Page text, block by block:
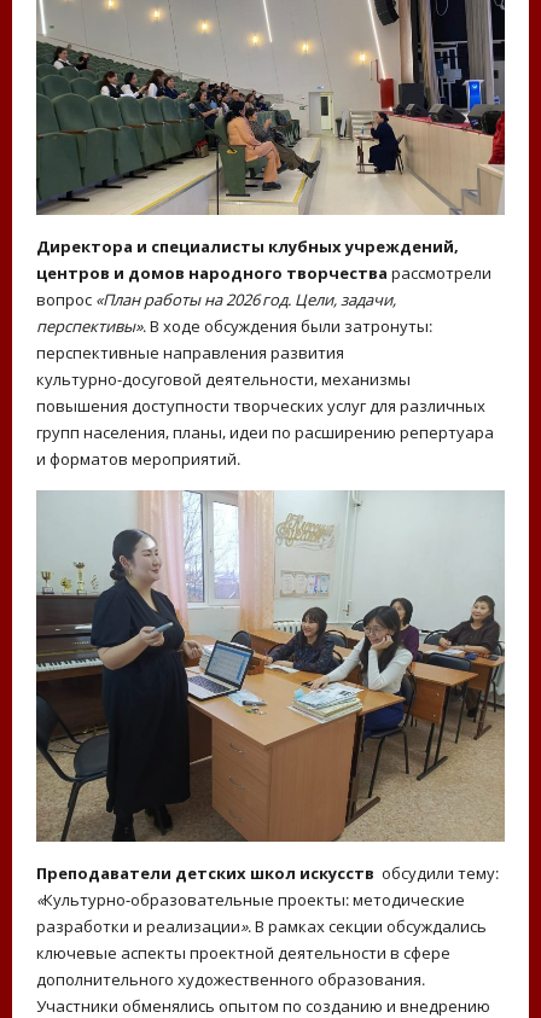
Директора и специалисты клубных учреждений,
центров и домов народного творчества рассмотрели
вопрос «План работы на 2026 год. Цели, задачи,
перспективы». В ходе обсуждения были затронуты:
перспективные направления развития
культурно‑досуговой деятельности, механизмы
повышения доступности творческих услуг для различных
групп населения, планы, идеи по расширению репертуара
и форматов мероприятий.
Преподаватели детских школ искусств обсудили тему:
«Культурно-образовательные проекты: методические
разработки и реализации». В рамках секции обсуждались
ключевые аспекты проектной деятельности в сфере
дополнительного художественного образования.
Участники обменялись опытом по созданию и внедрению